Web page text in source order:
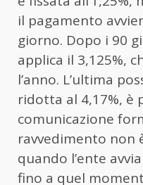
il pagamento
giorno. Dopo i 90
applica il 3,125%,
l’anno. L’ultima
ridotta al 4,17%, è
comunicazione
ravvedimento non
quando l’ente
fino a quel